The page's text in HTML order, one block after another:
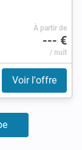
À partir de
--- €
/ nuit
Voir l'offre